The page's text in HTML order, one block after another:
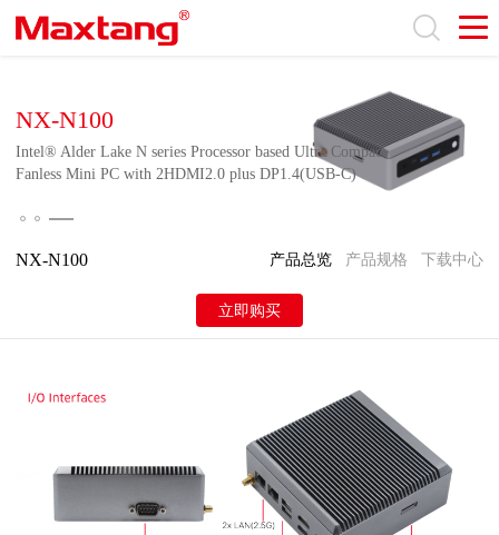
NX-N100
Intel® Alder Lake N series Processor based Ultra Compact
Fanless Mini PC with 2HDMI2.0 plus DP1.4(USB-C)
NX-N100 产品总览 产品规格 下载中心
立即购买